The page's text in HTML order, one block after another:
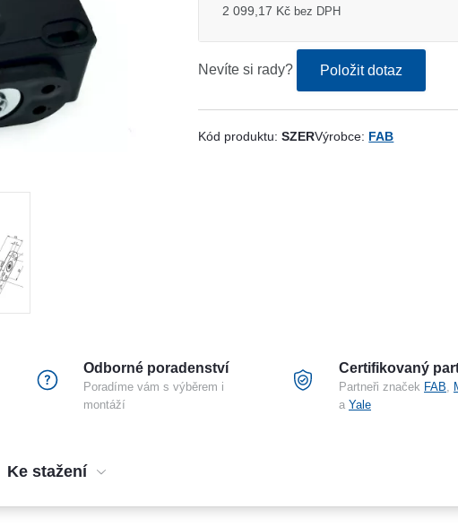
2 099,17 Kč bez DPH
Nevíte si rady? Položit dotaz
Kód produktu:SZERVýrobce: FAB
Odborné poradenství
Poradíme vám s výběrem i
montáží
Certifikovaný
Partneři značek FAB
a Yale
Ke stažení